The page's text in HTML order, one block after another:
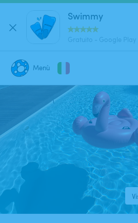
Swimmy
Menù
Dove stai cercando una
Dove?
Quando?